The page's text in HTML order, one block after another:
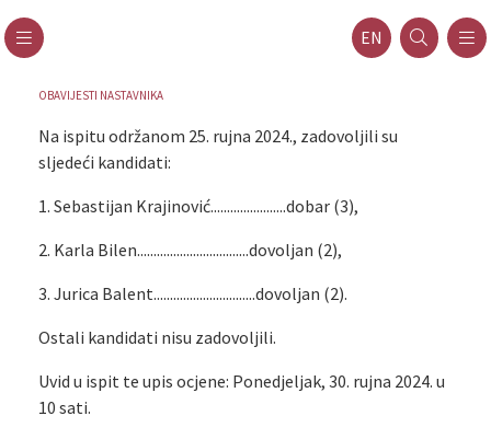
EN
OBAVIJESTI NASTAVNIKA
Na ispitu održanom 25. rujna 2024., zadovoljili su
sljedeći kandidati:
1. Sebastijan Krajinović.......................dobar (3),
2. Karla Bilen..................................dovoljan (2),
3. Jurica Balent...............................dovoljan (2).
Ostali kandidati nisu zadovoljili.
Uvid u ispit te upis ocjene: Ponedjeljak, 30. rujna 2024. u
10 sati.